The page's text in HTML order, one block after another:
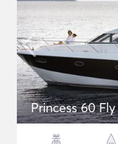
Princess 60 Fly